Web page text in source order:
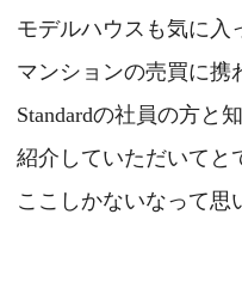
モデルハウスも気に入
マンションの売買に携
Standardの社員の方と
紹介していただいて と
ここしかないなって思